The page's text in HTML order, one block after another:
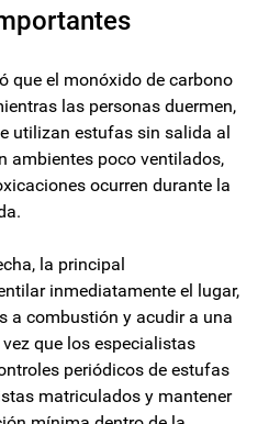
que el monóxido de carbono
las personas duermen,
utilizan estufas sin salida al
ambientes poco ventilados,
ocurren durante la
la principal
inmediatamente el lugar,
a combustión y acudir a una
que los especialistas
periódicos de estufas
matriculados y mantener